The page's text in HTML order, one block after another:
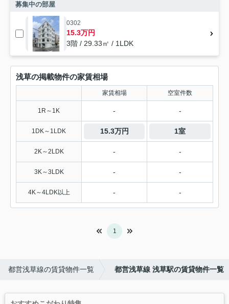
募集中の部屋
0302
15.3万円
3階 / 29.33㎡ / 1LDK
浅草の掲載物件の家賃相場
家賃相場 空室件数
1R～1K - -
1DK～1LDK 15.3万円 1室
2K～2LDK - -
3K～3LDK - -
4K～4LDK以上 - -
1
都営浅草線の賃貸物件一覧 都営浅草線 浅草駅の賃貸物件一覧